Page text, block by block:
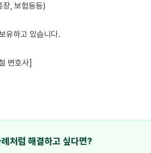
, 보험등등)
유하고 있습니다.
변호사]
처럼 해결하고 싶다면?